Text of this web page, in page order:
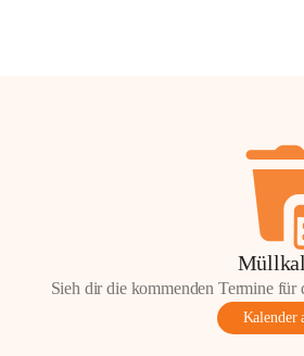
Sieh dir die kommenden Termine
Kalender